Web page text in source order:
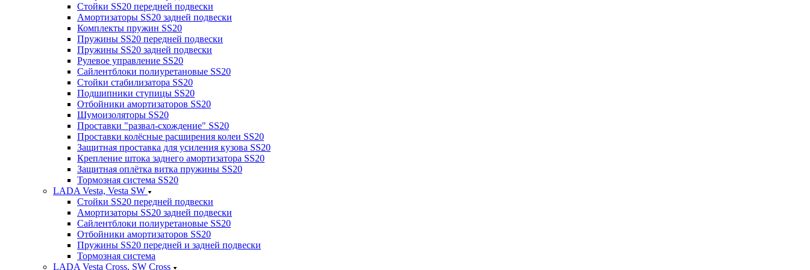
Стойки SS20 передней подвески
Амортизаторы SS20 задней подвески
Комплекты пружин SS20
Пружины SS20 передней подвески
Пружины SS20 задней подвески
Рулевое управление SS20
Сайлентблоки полиуретановые SS20
Стойки стабилизатора SS20
Подшипники ступицы SS20
Отбойники амортизаторов SS20
Шумоизоляторы SS20
Проставки "развал-схождение" SS20
Проставки колёсные расширения колеи SS20
Защитная проставка для усиления кузова SS20
Крепление штока заднего амортизатора SS20
Защитная оплётка витка пружины SS20
Тормозная система SS20
LADA Vesta, Vesta SW
Стойки SS20 передней подвески
Амортизаторы SS20 задней подвески
Сайлентблоки полиуретановые SS20
Отбойники амортизаторов SS20
Пружины SS20 передней и задней подвески
Тормозная система
LADA Vesta Cross, SW Cross